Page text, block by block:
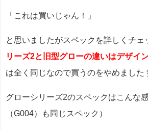
「これは買いじゃん！」
と思いましたがスペックを詳しくチェ
リーズ2と旧型グローの違いはデザイン
は全く同じなので買うのをやめました
グローシリーズ2のスペックはこんな
（G004）も同じスペック）